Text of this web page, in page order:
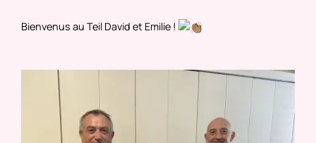
Bienvenus au Teil David et Emilie !